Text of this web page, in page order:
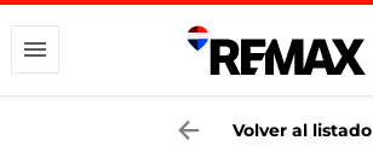
Volver al listado